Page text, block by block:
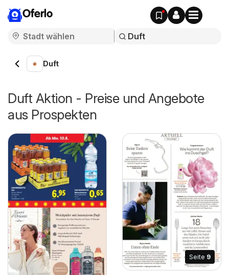
Oferlo
Duft
Duft Aktion - Preise und Angebote
aus Prospekten
Seite 9